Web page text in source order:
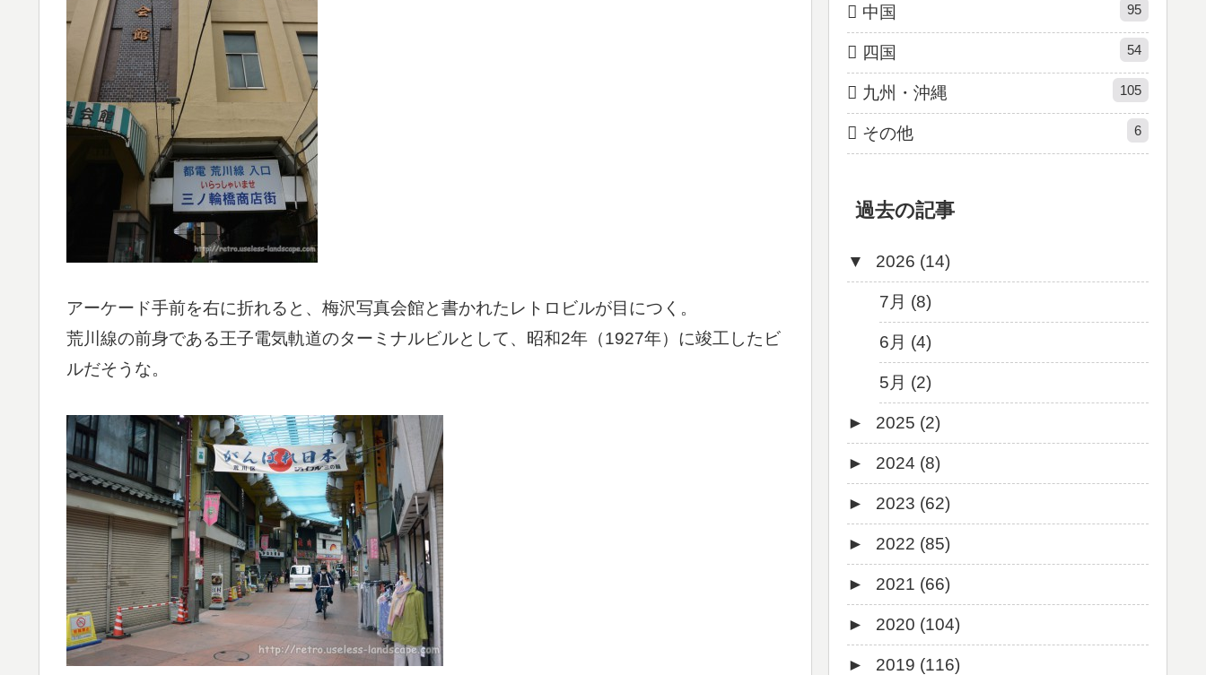
アーケード手前を右に折れると、梅沢写真会館と書かれたレトロビルが目につく。
荒川線の前身である王子電気軌道のターミナルビルとして、昭和2年（1927年）に竣工したビ
ルだそうな。
中国 95
四国 54
九州・沖縄 105
その他 6
過去の記事
▼ 2026 (14)
7月 (8)
6月 (4)
5月 (2)
► 2025 (2)
12月 (1)
6月 (1)
► 2024 (8)
8月 (1)
7月 (1)
5月 (2)
4月 (3)
3月 (1)
► 2023 (62)
9月 (1)
8月 (1)
7月 (8)
6月 (5)
► 2022 (85)
12月 (3)
10月 (1)
9月 (4)
► 2021 (66)
12月 (4)
11月 (8)
► 2020 (104)
12月 (7)
► 2019 (116)